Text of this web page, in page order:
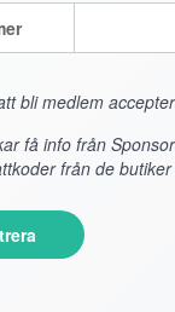
bli medlem
få info från
från de